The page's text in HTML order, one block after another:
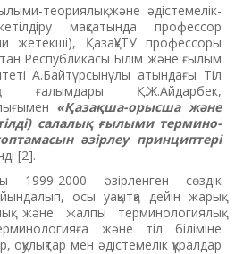
теориялық және әдістемелік-
мақ­са­тында профессор
жетекші), ҚазақҰТУ профессоры
Республикасы Білім және ғылым
А.Байтұрсынұлы атындағы Тіл
ғалымдары Қ.Ж.Айдарбек,
«Қазақша-орысша және
салалық ғылыми терми­но­
әзірлеу принциптері
[2].
1999-2000 әзірленген сөздік
осы уақытқа дейін жарық
және жалпы терминологиялық
және тіл біліміне
мен әдістемелік құралдар